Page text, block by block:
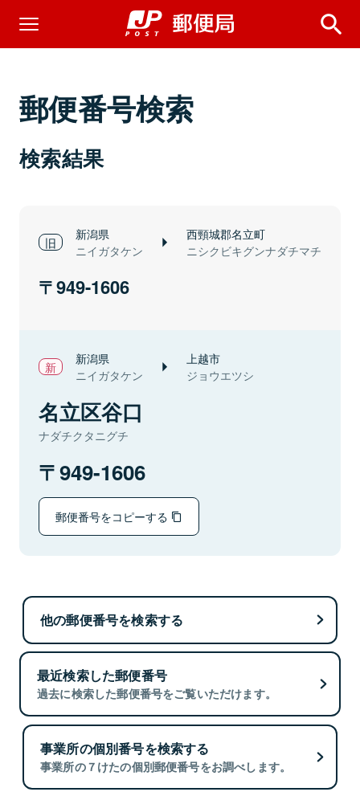
郵便番号検索
検索結果
新潟県
ニイガタケン
西頸城郡名立町
ニシクビキグンナダチマチ
949-1606
新潟県
ニイガタケン
上越市
ジョウエツシ
名立区谷口
ナダチクタニグチ
949-1606
郵便番号をコピーする
他の郵便番号を検索する
最近検索した郵便番号
過去に検索した郵便番号をご覧いただけます。
事業所の個別番号を検索する
事業所の７けたの個別郵便番号をお調べします。